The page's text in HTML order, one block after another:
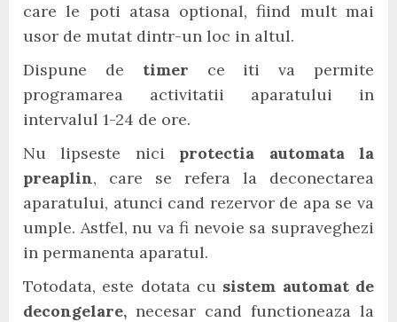
care le poti atasa optional, fiind mult mai
usor de mutat dintr-un loc in altul.
Dispune de timer ce iti va permite
programarea activitatii aparatului in
intervalul 1-24 de ore.
Nu lipseste nici protectia automata la
preaplin, care se refera la deconectarea
aparatului, atunci cand rezervor de apa se va
umple. Astfel, nu va fi nevoie sa supraveghezi
in permanenta aparatul.
Totodata, este dotata cu sistem automat de
decongelare, necesar cand functioneaza la